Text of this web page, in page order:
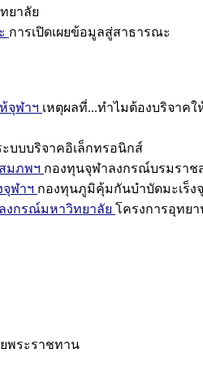
ยาลัย
การเปิดเผยข้อมูลสู่สาธารณะ
จุฬาฯ เหตุผลที่...ทำไมต้องบริจาคใ
ะบบบริจาคอิเล็กทรอนิกส์
มภพฯ กองทุนจุฬาลงกรณ์บรมราช
ฬาฯ กองทุนภูมิคุ้มกันบำบัดมะเร็ง
งกรณ์มหาวิทยาลัย โครงการอุทย
พระราชทาน